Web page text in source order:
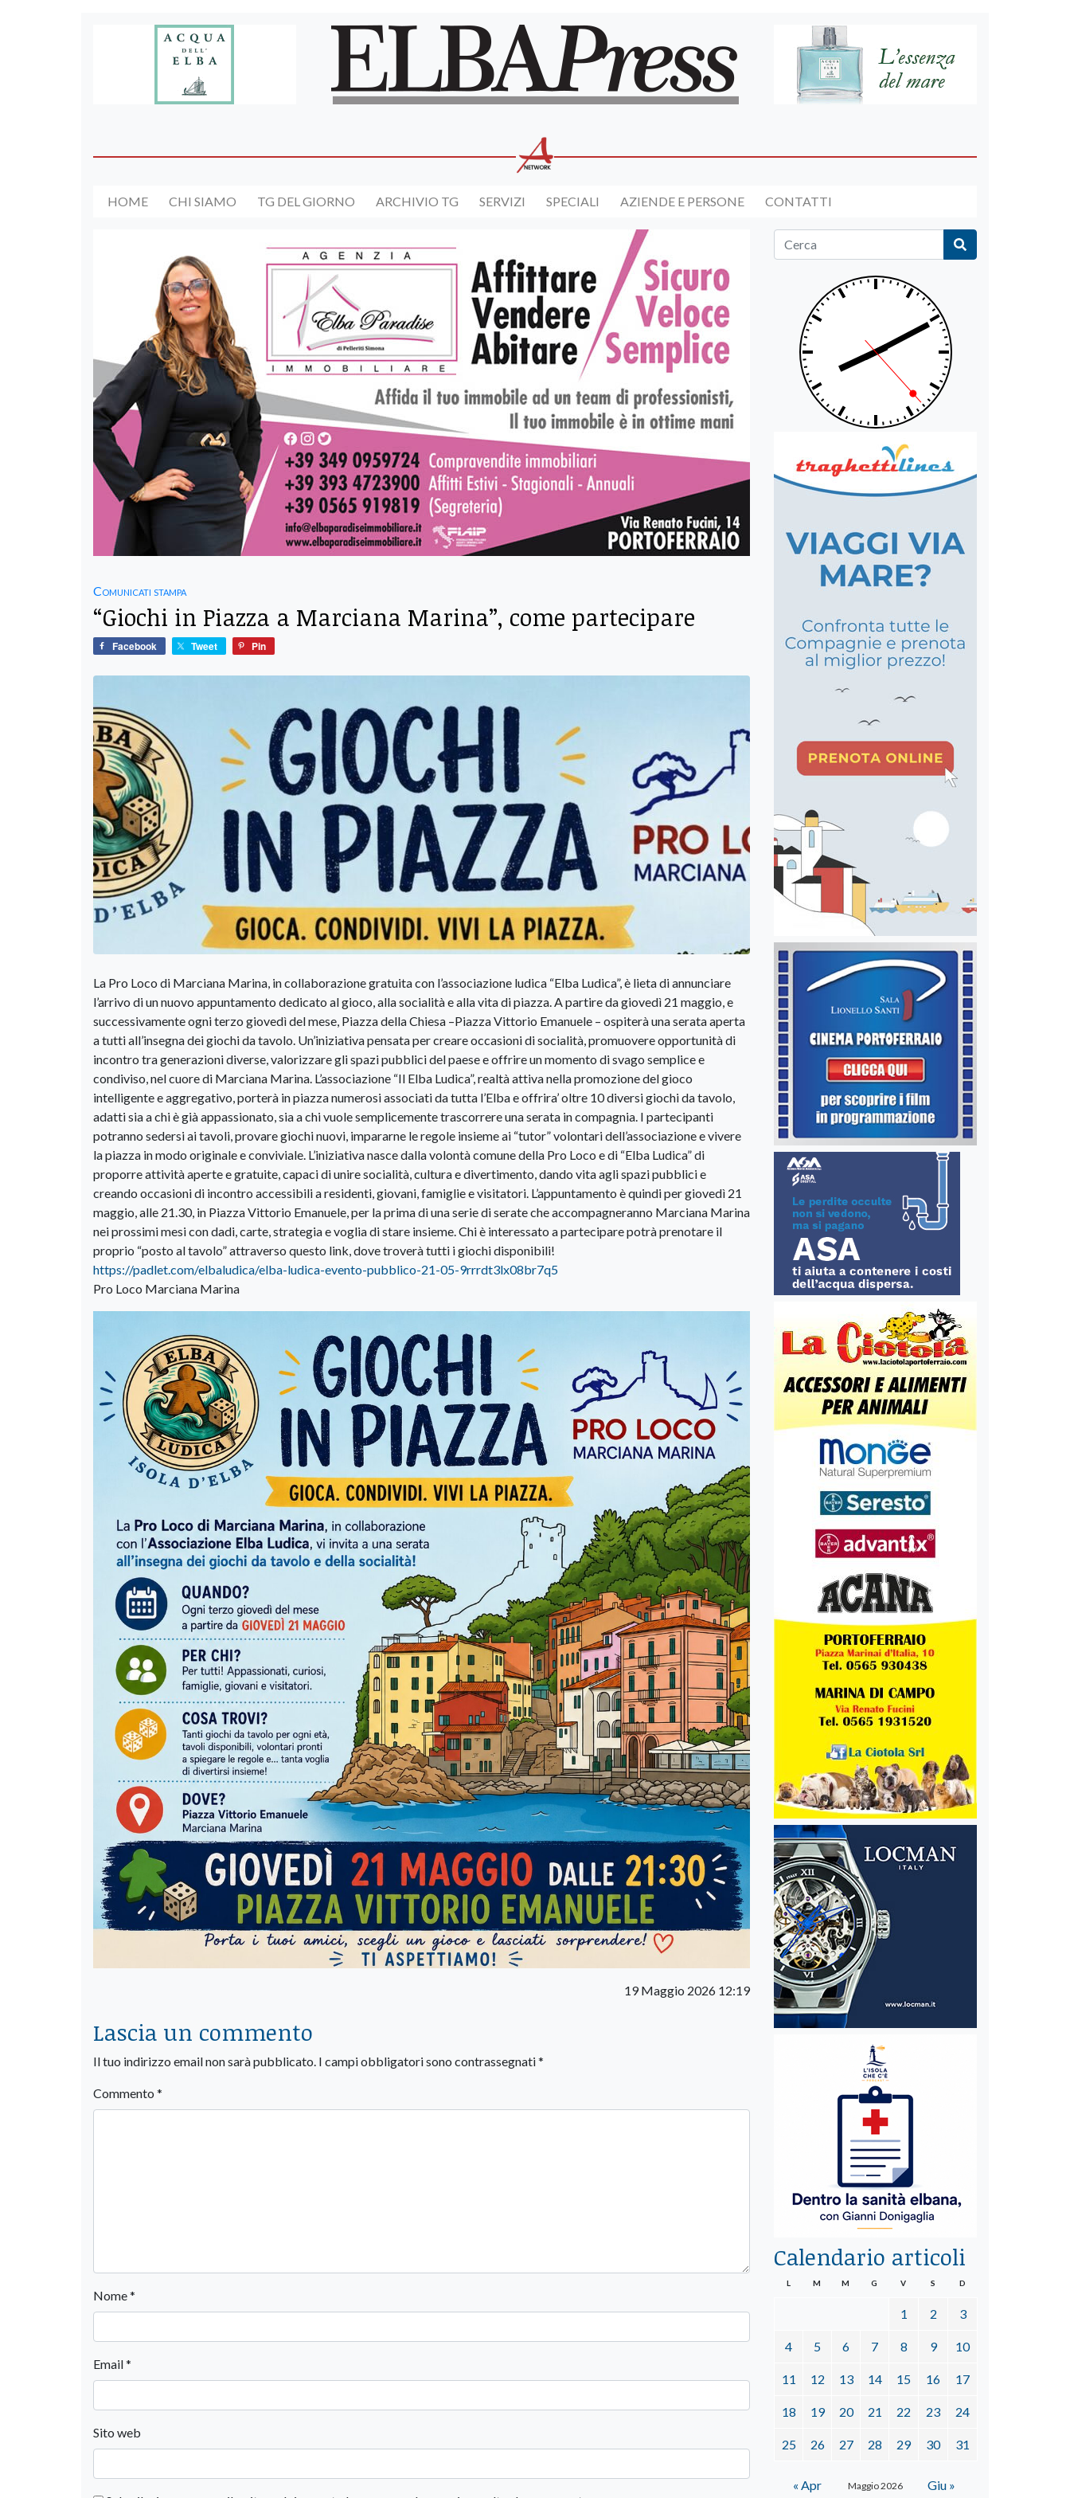
HOME CHI SIAMO TG DEL GIORNO ARCHIVIO TG SERVIZI SPECIALI AZIENDE E PERSONE CONTATTI
Comunicati stampa
“Giochi in Piazza a Marciana Marina”, come partecipare
Facebook Tweet Pin
La Pro Loco di Marciana Marina, in collaborazione gratuita con l’associazione ludica “Elba Ludica”, è lieta di annunciare
l’arrivo di un nuovo appuntamento dedicato al gioco, alla socialità e alla vita di piazza. A partire da giovedì 21 maggio, e
successivamente ogni terzo giovedì del mese, Piazza della Chiesa –Piazza Vittorio Emanuele – ospiterà una serata aperta
a tutti all’insegna dei giochi da tavolo. Un’iniziativa pensata per creare occasioni di socialità, promuovere opportunità di
incontro tra generazioni diverse, valorizzare gli spazi pubblici del paese e offrire un momento di svago semplice e
condiviso, nel cuore di Marciana Marina. L’associazione “Il Elba Ludica”, realtà attiva nella promozione del gioco
intelligente e aggregativo, porterà in piazza numerosi associati da tutta l’Elba e offrira’ oltre 10 diversi giochi da tavolo,
adatti sia a chi è già appassionato, sia a chi vuole semplicemente trascorrere una serata in compagnia. I partecipanti
potranno sedersi ai tavoli, provare giochi nuovi, impararne le regole insieme ai “tutor” volontari dell’associazione e vivere
la piazza in modo originale e conviviale. L’iniziativa nasce dalla volontà comune della Pro Loco e di “Elba Ludica” di
proporre attività aperte e gratuite, capaci di unire socialità, cultura e divertimento, dando vita agli spazi pubblici e
creando occasioni di incontro accessibili a residenti, giovani, famiglie e visitatori. L’appuntamento è quindi per giovedì 21
maggio, alle 21.30, in Piazza Vittorio Emanuele, per la prima di una serie di serate che accompagneranno Marciana Marina
nei prossimi mesi con dadi, carte, strategia e voglia di stare insieme. Chi è interessato a partecipare potrà prenotare il
proprio “posto al tavolo” attraverso questo link, dove troverà tutti i giochi disponibili!
https://padlet.com/elbaludica/elba-ludica-evento-pubblico-21-05-9rrrdt3lx08br7q5
Pro Loco Marciana Marina
19 Maggio 2026 12:19
Lascia un commento
Il tuo indirizzo email non sarà pubblicato. I campi obbligatori sono contrassegnati*
Commento *
Nome*
Email*
Sito web
Calendario articoli
Maggio 2026
L M M G V S D
1 2 3
4 5 6 7 8 9 10
11 12 13 14 15 16 17
18 19 20 21 22 23 24
25 26 27 28 29 30 31
« Apr Giu »